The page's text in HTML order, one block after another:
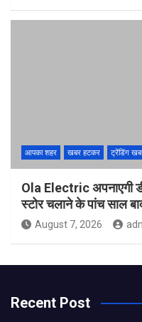
आपका शहर खबर हटकर ट्रेंडिंग
Ola Electric अपनाएगी
स्टोर चलाने के पांच साल
August 7, 2026
Recent Post